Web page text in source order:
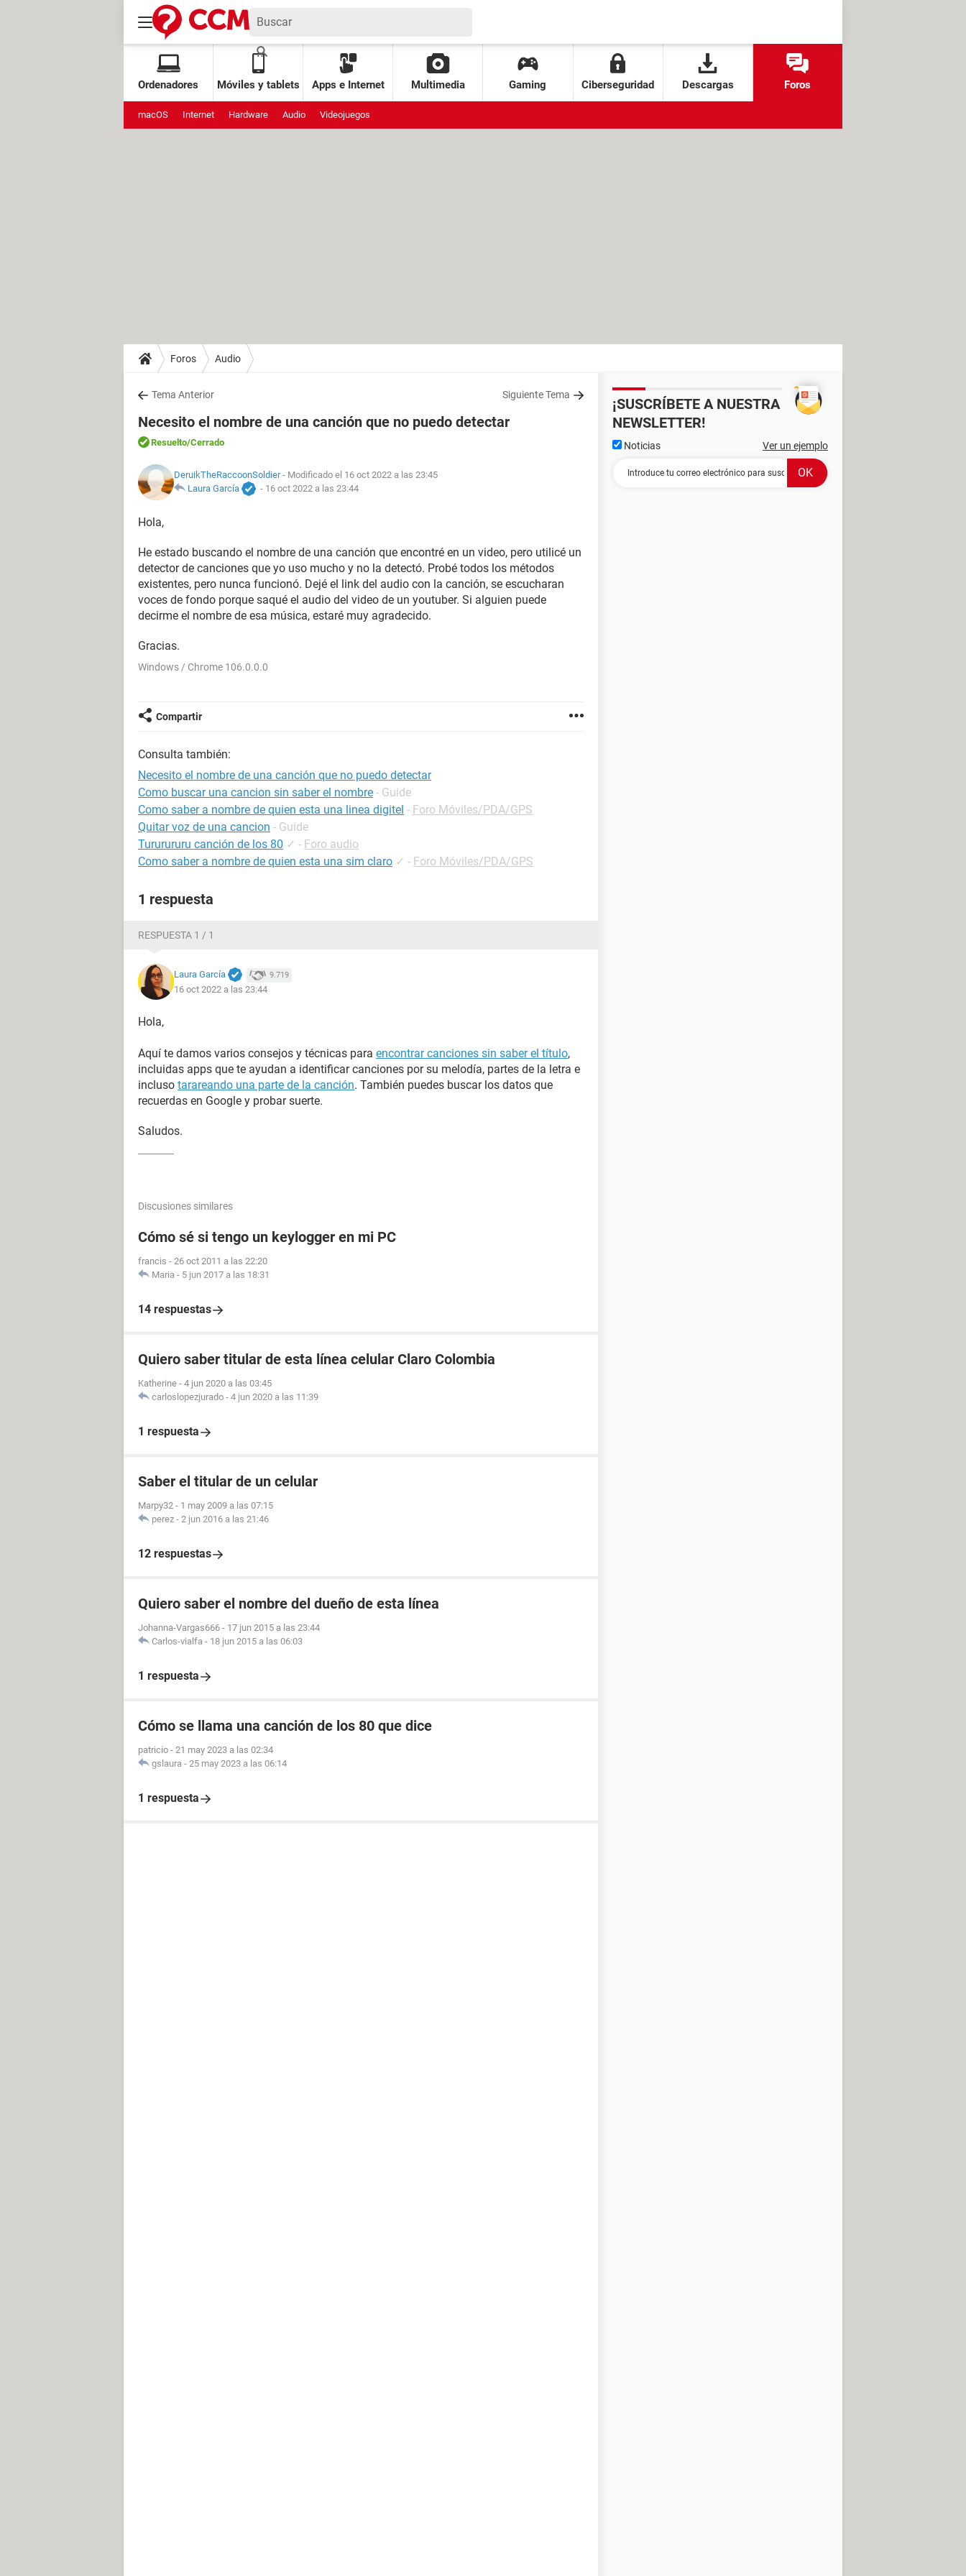
Ordenadores Móviles y tablets Apps e Internet Multimedia Gaming Ciberseguridad Descargas Foros
macOS Internet Hardware Audio Videojuegos
Foros Audio
Tema Anterior Siguiente Tema
Necesito el nombre de una canción que no puedo detectar
Resuelto/Cerrado
DeruikTheRaccoonSoldier- Modificado el 16 oct 2022 a las 23:45
Laura García
- 16 oct 2022 a las 23:44
Hola,
He estado buscando el nombre de una canción que encontré en un video, pero utilicé un
detector de canciones que yo uso mucho y no la detectó. Probé todos los métodos
existentes, pero nunca funcionó. Dejé el link del audio con la canción, se escucharan
voces de fondo porque saqué el audio del video de un youtuber. Si alguien puede
decirme el nombre de esa música, estaré muy agradecido.
Gracias.
Windows / Chrome 106.0.0.0
Compartir
Consulta también:
Necesito el nombre de una canción que no puedo detectar
Como buscar una cancion sin saber el nombre - Guide
Como saber a nombre de quien esta una linea digitel - Foro Móviles/PDA/GPS
Quitar voz de una cancion - Guide
Tururururu canción de los 80 ✓ - Foro audio
Como saber a nombre de quien esta una sim claro ✓ - Foro Móviles/PDA/GPS
1 respuesta
RESPUESTA 1 / 1
Laura García 9.719
16 oct 2022 a las 23:44
Hola,
Aquí te damos varios consejos y técnicas para encontrar canciones sin saber el título,
incluidas apps que te ayudan a identificar canciones por su melodía, partes de la letra e
incluso tarareando una parte de la canción. También puedes buscar los datos que
recuerdas en Google y probar suerte.
Saludos.
Discusiones similares
Cómo sé si tengo un keylogger en mi PC
francis - 26 oct 2011 a las 22:20
Maria - 5 jun 2017 a las 18:31
14 respuestas
Quiero saber titular de esta línea celular Claro Colombia
Katherine - 4 jun 2020 a las 03:45
carloslopezjurado - 4 jun 2020 a las 11:39
1 respuesta
Saber el titular de un celular
Marpy32 - 1 may 2009 a las 07:15
perez - 2 jun 2016 a las 21:46
12 respuestas
Quiero saber el nombre del dueño de esta línea
Johanna-Vargas666 - 17 jun 2015 a las 23:44
Carlos-vialfa - 18 jun 2015 a las 06:03
1 respuesta
Cómo se llama una canción de los 80 que dice
patricio - 21 may 2023 a las 02:34
gslaura - 25 may 2023 a las 06:14
1 respuesta
¡SUSCRÍBETE A NUESTRA
NEWSLETTER!
Noticias Ver un ejemplo